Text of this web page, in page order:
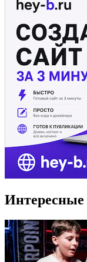
Интересные